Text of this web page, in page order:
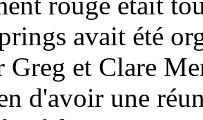
avait été
Greg et Clare
d'avoir une